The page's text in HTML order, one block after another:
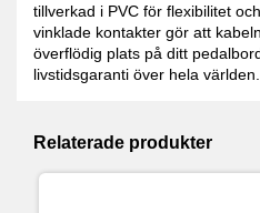
tillverkad i PVC för flexibilitet
vinklade kontakter gör att
överflödig plats på ditt
livstidsgaranti över hela världen.
Relaterade produkter